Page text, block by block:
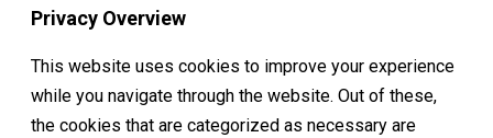
Privacy Overview
This website uses cookies to improve your experience
while you navigate through the website. Out of these,
the cookies that are categorized as necessary are